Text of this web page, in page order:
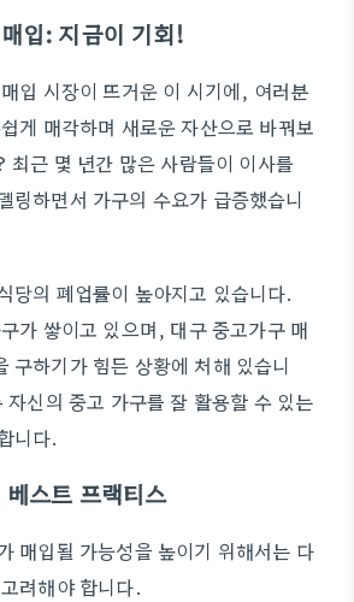
입: 지금이 기회!
입 시장이 뜨거운 이 시기에, 여러분
게 매각하며 새로운 자산으로 바꿔보
최근 몇 년간 많은 사람들이 이사를
링하면서 가구의 수요가 급증했습니
당의 폐업률이 높아지고 있습니다.
가 쌓이고 있으며, 대구 중고가구 매
구하기가 힘든 상황에 처해 있습니
신의 중고 가구를 잘 활용할 수 있는
니다.
스트 프랙티스
매입될 가능성을 높이기 위해서는 다
려해야 합니다.